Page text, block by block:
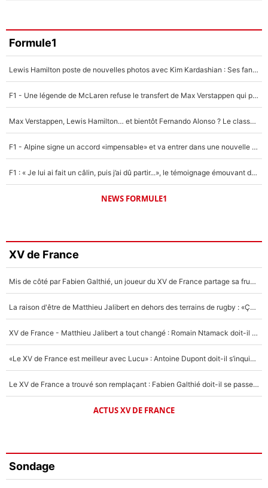
Formule1
Lewis Hamilton poste de nouvelles photos avec Kim Kardashian : Ses fans le voient déjà redevenir champion du monde de F1 grâce à elle !
F1 - Une légende de McLaren refuse le transfert de Max Verstappen qui pourrait «faire des vagues» et plomber l'ambiance dans l'équipe
Max Verstappen, Lewis Hamilton… et bientôt Fernando Alonso ? Le classement des pilotes les mieux payés en Formule 1 risque de changer !
F1 - Alpine signe un accord «impensable» et va entrer dans une nouvelle dimension : Grande nouvelle pour Pierre Gasly !
F1 : « Je lui ai fait un câlin, puis j’ai dû partir...», le témoignage émouvant de Max Verstappen sur sa fille
NEWS FORMULE1
XV de France
Mis de côté par Fabien Galthié, un joueur du XV de France partage sa frustration : «ils ne me l’ont pas dit tout de suite»
La raison d'être de Matthieu Jalibert en dehors des terrains de rugby : «Ça m'atteint autant que si tu touches à un membre de ma famille»
XV de France - Matthieu Jalibert a tout changé : Romain Ntamack doit-il s’inquiéter pour sa place à un an de la Coupe du monde ?
«Le XV de France est meilleur avec Lucu» : Antoine Dupont doit-il s’inquiéter pour sa place ?
Le XV de France a trouvé son remplaçant : Fabien Galthié doit-il se passer d'Antoine Dupont ?
ACTUS XV DE FRANCE
Sondage